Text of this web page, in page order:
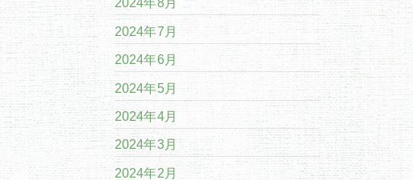
2024年8月
2024年7月
2024年6月
2024年5月
2024年4月
2024年3月
2024年2月